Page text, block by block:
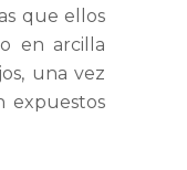
que ellos
en arcilla
una vez
expuestos